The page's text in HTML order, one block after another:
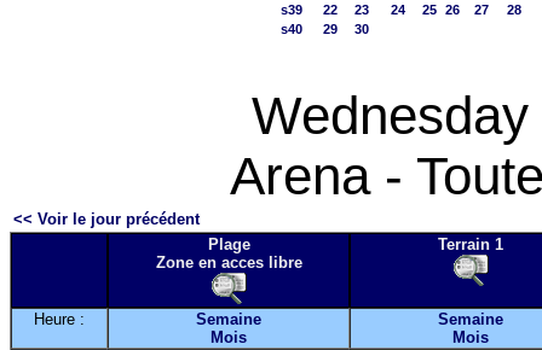
s39
22 23 24 25 26 27
28
s40
29 30
Arena -
<< Voir le jour précédent
Plage
Zone en acces libre
Terrain 1
Heure :
Semaine
Mois
Semaine
Mois